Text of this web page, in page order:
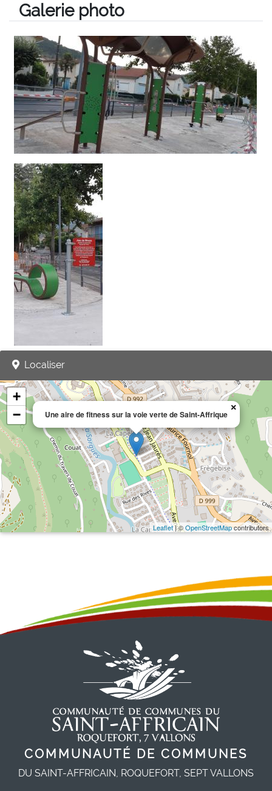
Galerie photo
Localiser
Une aire de fitness sur la voie verte de Saint-Affrique
×
+
−
Leaflet| ©OpenStreetMapcontributors
COMMUNAUTÉ DE COMMUNES
DU SAINT-AFFRICAIN, ROQUEFORT, SEPT VALLONS